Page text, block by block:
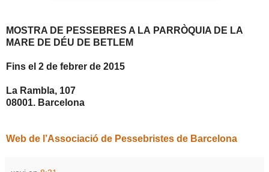
MOSTRA DE PESSEBRES A LA PARRÒQUIA DE LA
MARE DE DÉU DE BETLEM
Fins el 2 de febrer de 2015
La Rambla, 107
08001. Barcelona
Web de l’Associació de Pessebristes de Barcelona